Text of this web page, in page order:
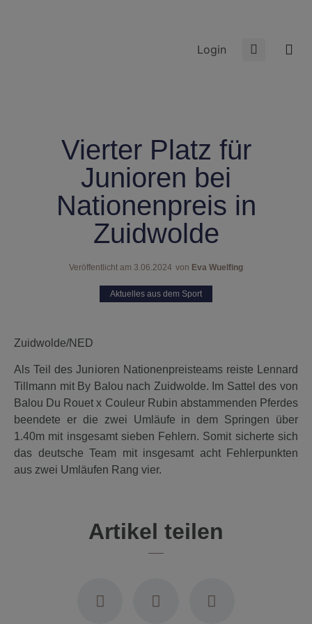
Login
Vierter Platz für
Junioren bei
Nationenpreis in
Zuidwolde
Veröffentlicht am 3.06.2024 von Eva Wuelfing
Aktuelles aus dem Sport
Zuidwolde/NED
Als Teil des Junioren Nationenpreisteams reiste Lennard
Tillmann mit By Balou nach Zuidwolde. Im Sattel des von
Balou Du Rouet x Couleur Rubin abstammenden Pferdes
beendete er die zwei Umläufe in dem Springen über
1.40m mit insgesamt sieben Fehlern. Somit sicherte sich
das deutsche Team mit insgesamt acht Fehlerpunkten
aus zwei Umläufen Rang vier.
Artikel teilen